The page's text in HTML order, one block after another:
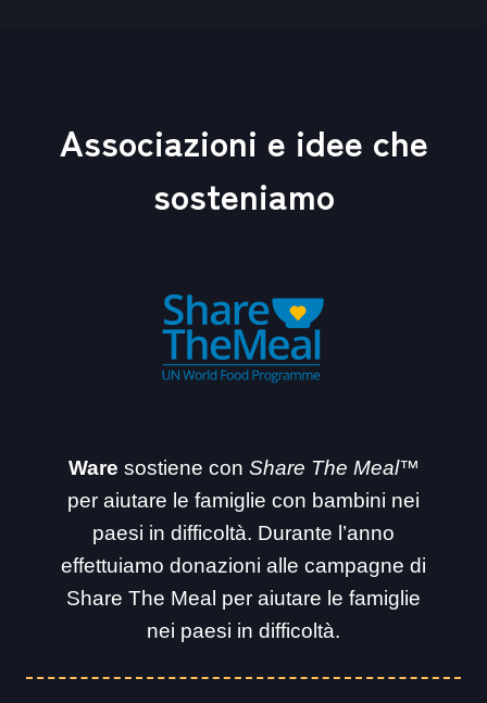
Associazioni e idee che
sosteniamo
Ware sostiene con Share The Meal™
per aiutare le famiglie con bambini nei
paesi in difficoltà. Durante l’anno
effettuiamo donazioni alle campagne di
Share The Meal per aiutare le famiglie
nei paesi in difficoltà.